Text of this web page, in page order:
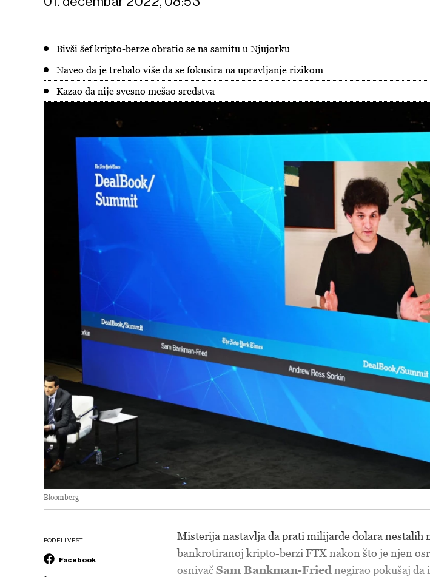
Bivši šef kripto-berze obratio se na samitu u Njujorku
Naveo da je trebalo više da se fokusira na upravljanje rizikom
Kazao da nije svesno mešao sredstva
Bloomberg
PODELI VEST
Facebook
Misterija nastavlja da prati milijarde dolara nestalih
bankrotiranoj kripto-berzi FTX nakon što je njen
osnivačSam Bankman-Fried negirao pokušaj da